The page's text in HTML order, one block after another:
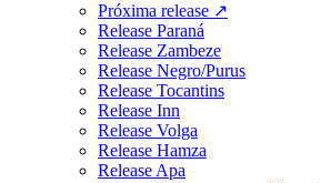
Próxima release ↗
Release Paraná
Release Zambeze
Release Negro/Purus
Release Tocantins
Release Inn
Release Volga
Release Hamza
Release Apa